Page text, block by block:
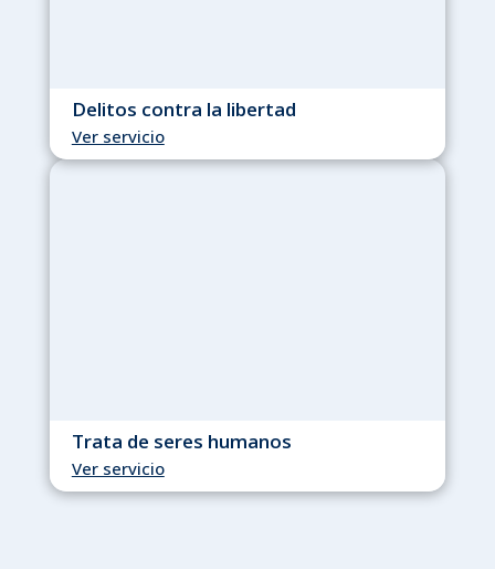
Delitos contra la libertad
Ver servicio
Trata de seres humanos
Ver servicio